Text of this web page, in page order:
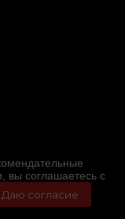
вы соглашаетесь с
Даю согласие